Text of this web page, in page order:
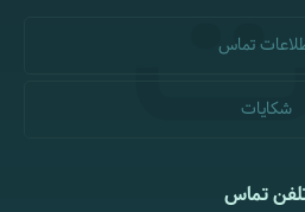
تماس
شکایات
تماس